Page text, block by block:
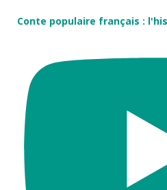
Conte populaire français :